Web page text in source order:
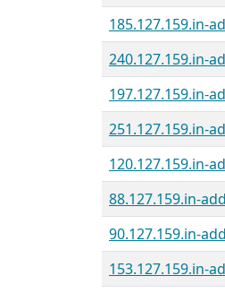
185.127.159.in-
240.127.159.in-
197.127.159.in-
251.127.159.in-
120.127.159.in-
88.127.159.in-
90.127.159.in-
153.127.159.in-